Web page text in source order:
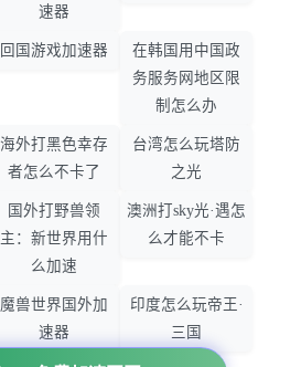
速器
回国游戏加速器
在韩国用中国政
务服务网地区限
制怎么办
海外打黑色幸存
者怎么不卡了
台湾怎么玩塔防
之光
国外打野兽领
主：新世界用什
么加速
澳洲打sky光·遇怎
么才能不卡
魔兽世界国外加
速器
印度怎么玩帝王·
三国